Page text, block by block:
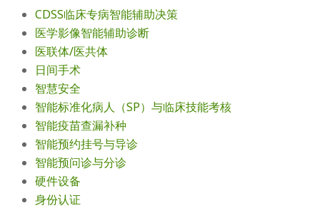
CDSS临床专病智能辅助决策
医学影像智能辅助诊断
医联体/医共体
日间手术
智慧安全
智能标准化病人（SP）与临床技能考核
智能疫苗查漏补种
智能预约挂号与导诊
智能预问诊与分诊
硬件设备
身份认证